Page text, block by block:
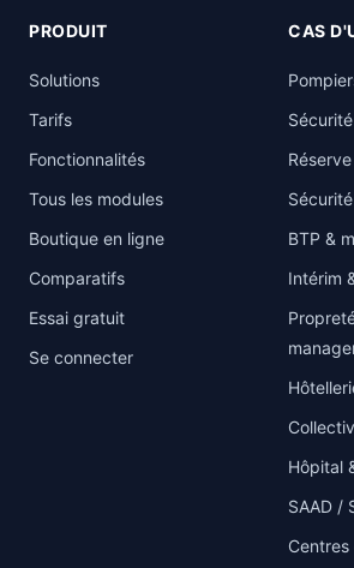
PRODUIT
Solutions
Tarifs
Fonctionnalités
Tous les modules
Boutique en ligne
Comparatifs
Essai gratuit
Se connecter
CAS
BTP &
Intérim
Hôpital
SAAD /